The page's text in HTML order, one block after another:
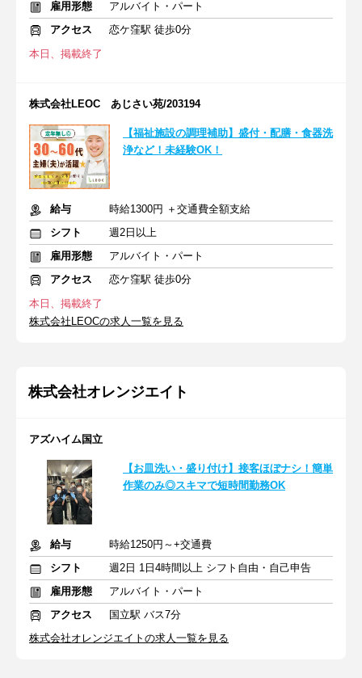
雇用形態
アルバイト・パート
アクセス
恋ケ窪駅 徒歩0分
本日、掲載終了
株式会社LEOC あじさい苑/203194
【福祉施設の調理補助】盛付・配膳・食器洗
浄など！未経験OK！
給与
時給1300円 ＋交通費全額支給
シフト
週2日以上
雇用形態
アルバイト・パート
アクセス
恋ケ窪駅 徒歩0分
本日、掲載終了
株式会社LEOCの求人一覧を見る
株式会社オレンジエイト
アズハイム国立
【お皿洗い・盛り付け】接客ほぼナシ！簡単
作業のみ◎スキマで短時間勤務OK
給与
時給1250円～+交通費
シフト
週2日 1日4時間以上 シフト自由・自己申告
雇用形態
アルバイト・パート
アクセス
国立駅 バス7分
株式会社オレンジエイトの求人一覧を見る